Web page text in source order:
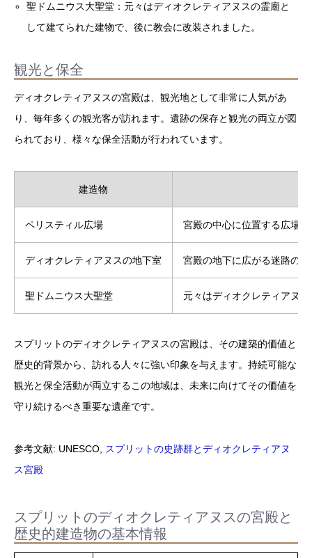
聖ドムニウス大聖堂：元々はディオクレティアヌスの霊廟と
して建てられた建物で、後に教会に改装されました。
観光と保全
ディオクレティアヌスの宮殿は、観光地として非常に人気があ
り、毎年多くの観光客が訪れます。遺跡の保存と観光の両立が図
られており、様々な保全活動が行われています。
建造物
ペリスティル広場 宮殿の中心に位置する広場
ディオクレティアヌスの地下室 宮殿の地下に広がる迷路の
聖ドムニウス大聖堂 元々はディオクレティアヌ
スプリットのディオクレティアヌスの宮殿は、その建築的価値と
歴史的背景から、訪れる人々に強い印象を与えます。持続可能な
観光と保全活動が両立するこの地域は、未来に向けてその価値を
守り続けるべき重要な遺産です。
参考文献: UNESCO,
スプリットの史跡群とディオクレティアヌ
ス宮殿
スプリットのディオクレティアヌスの宮殿と
歴史的建造物の基本情報